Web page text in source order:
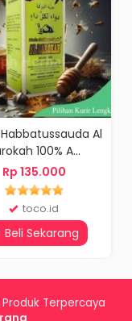
Al
A...
Terpercaya